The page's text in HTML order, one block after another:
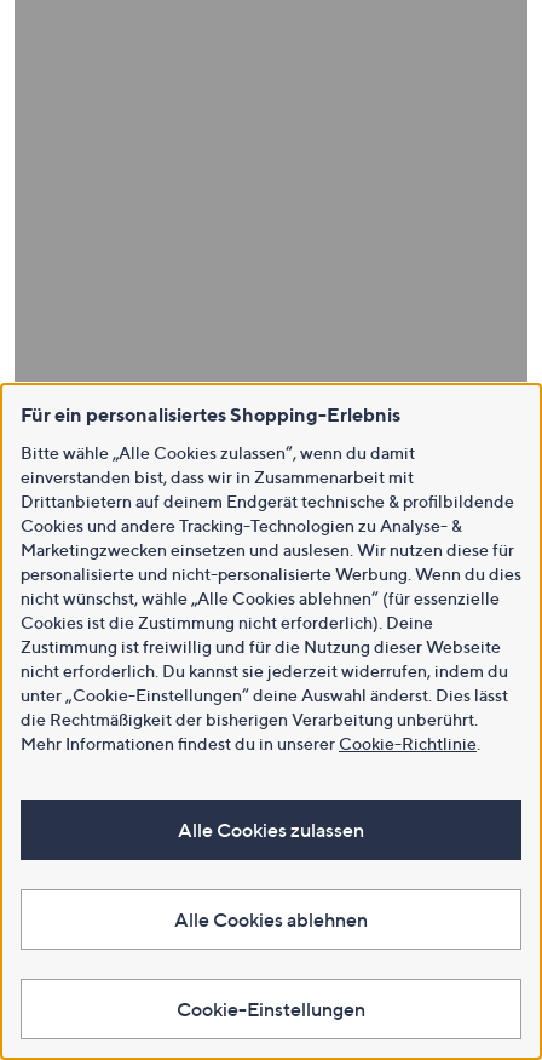
Für ein personalisiertes Shopping-Erlebnis
Bitte wähle „Alle Cookies zulassen“, wenn du damit
einverstanden bist, dass wir in Zusammenarbeit mit
Drittanbietern auf deinem Endgerät technische & profilbildende
Cookies und andere Tracking-Technologien zu Analyse- &
Marketingzwecken einsetzen und auslesen. Wir nutzen diese für
personalisierte und nicht-personalisierte Werbung. Wenn du dies
nicht wünschst, wähle „Alle Cookies ablehnen“ (für essenzielle
Cookies ist die Zustimmung nicht erforderlich). Deine
Zustimmung ist freiwillig und für die Nutzung dieser Webseite
nicht erforderlich. Du kannst sie jederzeit widerrufen, indem du
unter „Cookie-Einstellungen“ deine Auswahl änderst. Dies lässt
die Rechtmäßigkeit der bisherigen Verarbeitung unberührt.
Mehr Informationen findest du in unsererCookie-Richtlinie
Alle Cookies zulassen
Alle Cookies ablehnen
Cookie-Einstellungen